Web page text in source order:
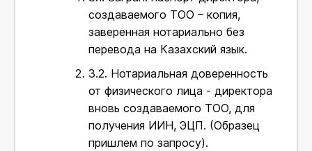
создаваемого ТОО – копия,
заверенная нотариально без
перевода на Казахский язык.
3.2. Нотариальная доверенность
от физического лица - директора
вновь создаваемого ТОО, для
получения ИИН, ЭЦП. (Образец
пришлем по запросу).